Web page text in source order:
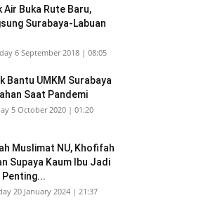
Air Buka Rute Baru,
Surabaya-Labuan
6 September 2018 | 08:05
Bantu UMKM Surabaya
Saat Pandemi
5 October 2020 | 01:20
Muslimat NU, Khofifah
Supaya Kaum Ibu Jadi
Penting...
20 January 2024 | 21:37